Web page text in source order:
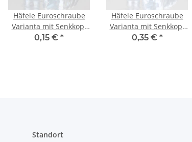
Häfele Euroschraube
Varianta mit Senkkopf
für 5mm Bohrung
0,15 € *
Häfele Euroschraube
Varianta mit Senkkopf
für 3mm Bohrung
0,35 € *
Standort